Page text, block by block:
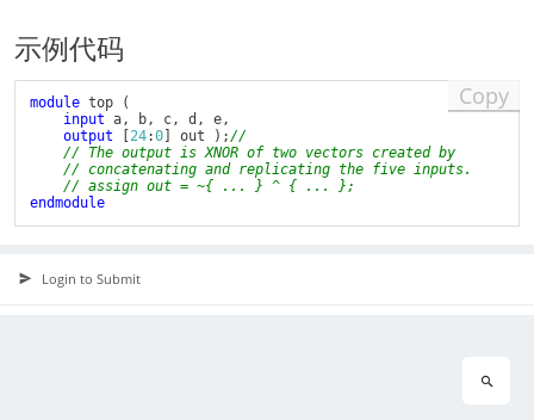
示例代码
module top
(
input a, b, c, d , e,
output
24:0] out ) ;//
// The output is XNOR of two vectors created by
// concatenating and replicating the five inputs.
// assign out = ~{ ... } ^ { ... };
endmodule
Copy
Login to Submit